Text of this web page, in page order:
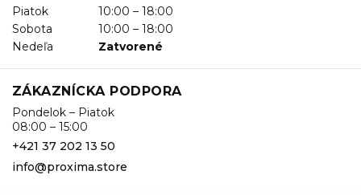
Piatok
10:00 – 18:00
Sobota
10:00 – 18:00
Nedeľa
Zatvorené
ZÁKAZNÍCKA PODPORA
Pondelok – Piatok
08:00 – 15:00
+421 37 202 13 50
info@proxima.store